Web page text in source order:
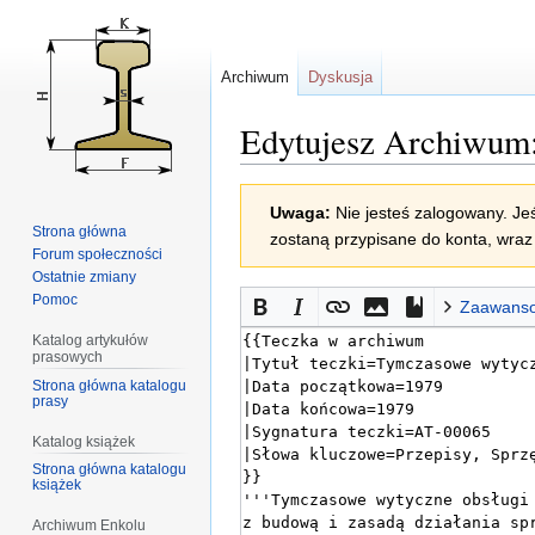
Edytujesz
nawigacji
wyszukiwania
Uwaga: Nie jesteś zalogowany.
zostaną przypisane do konta,
Archiwum Dyskusja
Strona główna
Forum społeczności
Ostatnie zmiany
Pomoc
Katalog artykułów
prasowych
Strona główna katalogu
prasy
Katalog książek
Strona główna katalogu
książek
Archiwum Enkolu